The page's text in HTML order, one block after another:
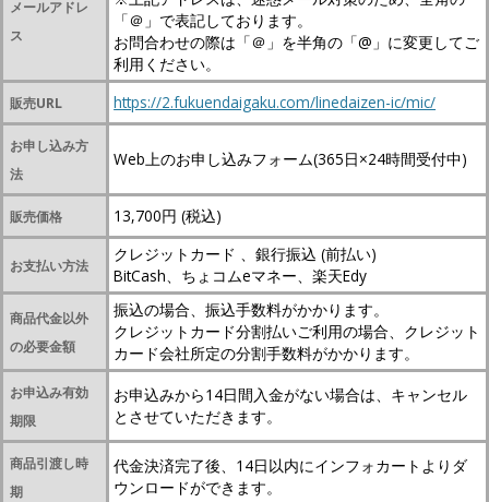
メールアドレ
ス
「＠」で表記しております。
お問合わせの際は「＠」を半角の「@」に変更してご
利用ください。
販売URL https://2.fukuendaigaku.com/linedaizen-ic/mic/
お申し込み方
法
Web上のお申し込みフォーム(365日×24時間受付中)
販売価格 13,700円 (税込)
お支払い方法
クレジットカード 、銀行振込 (前払い)
BitCash、ちょコムeマネー、楽天Edy
商品代金以外
の必要金額
振込の場合、振込手数料がかかります。
クレジットカード分割払いご利用の場合、クレジット
カード会社所定の分割手数料がかかります。
お申込み有効
期限
お申込みから14日間入金がない場合は、キャンセル
とさせていただきます。
商品引渡し時
期
代金決済完了後、14日以内にインフォカートよりダ
ウンロードができます。